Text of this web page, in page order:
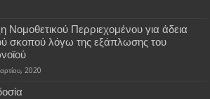
Νομοθετικού Περριεχομένου για άδεια
σκοπού λόγω της εξάπλωσης του
2020